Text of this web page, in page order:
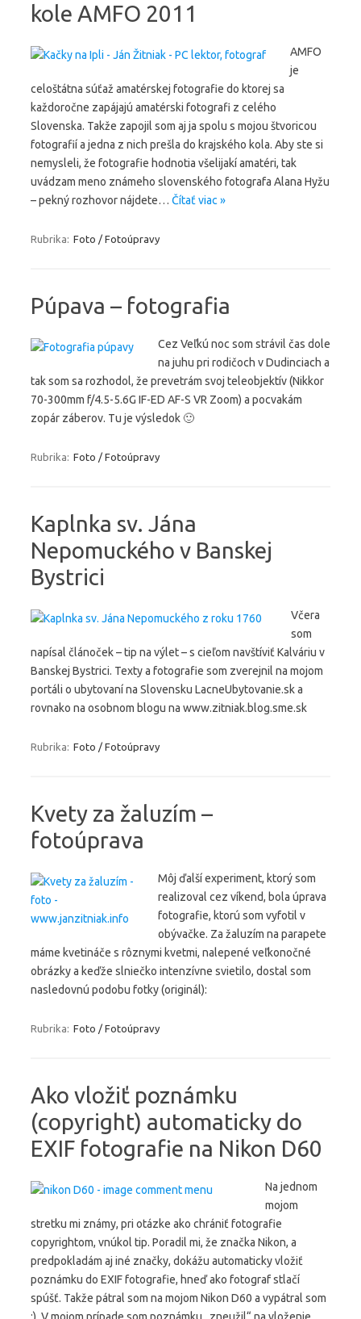
kole AMFO 2011
AMFO
je
celoštátna súťaž amatérskej fotografie do ktorej sa
každoročne zapájajú amatérski fotografi z celého
Slovenska. Takže zapojil som aj ja spolu s mojou štvoricou
fotografií a jedna z nich prešla do krajského kola. Aby ste si
nemysleli, že fotografie hodnotia všelijakí amatéri, tak
uvádzam meno známeho slovenského fotografa Alana Hyžu
– pekný rozhovor nájdete… Čítať viac »
Rubrika: Foto / Fotoúpravy
Púpava – fotografia
Cez Veľkú noc som strávil čas dole
na juhu pri rodičoch v Dudinciach a
tak som sa rozhodol, že prevetrám svoj teleobjektív (Nikkor
70-300mm f/4.5-5.6G IF-ED AF-S VR Zoom) a pocvakám
zopár záberov. Tu je výsledok 🙂
Rubrika: Foto / Fotoúpravy
Kaplnka sv. Jána
Nepomuckého v Banskej
Bystrici
Včera
som
napísal článoček – tip na výlet – s cieľom navštíviť Kalváriu v
Banskej Bystrici. Texty a fotografie som zverejnil na mojom
portáli o ubytovaní na Slovensku LacneUbytovanie.sk a
rovnako na osobnom blogu na www.zitniak.blog.sme.sk
Rubrika: Foto / Fotoúpravy
Kvety za žaluzím –
fotoúprava
Môj ďalší experiment, ktorý som
realizoval cez víkend, bola úprava
fotografie, ktorú som vyfotil v
obývačke. Za žaluzím na parapete
máme kvetináče s rôznymi kvetmi, nalepené veľkonočné
obrázky a keďže slniečko intenzívne svietilo, dostal som
nasledovnú podobu fotky (originál):
Rubrika: Foto / Fotoúpravy
Ako vložiť poznámku
(copyright) automaticky do
EXIF fotografie na Nikon D60
Na jednom
mojom
stretku mi známy, pri otázke ako chrániť fotografie
copyrightom, vnúkol tip. Poradil mi, že značka Nikon, a
predpokladám aj iné značky, dokážu automaticky vložiť
poznámku do EXIF fotografie, hneď ako fotograf stlačí
spúšť. Takže pátral som na mojom Nikon D60 a vypátral som